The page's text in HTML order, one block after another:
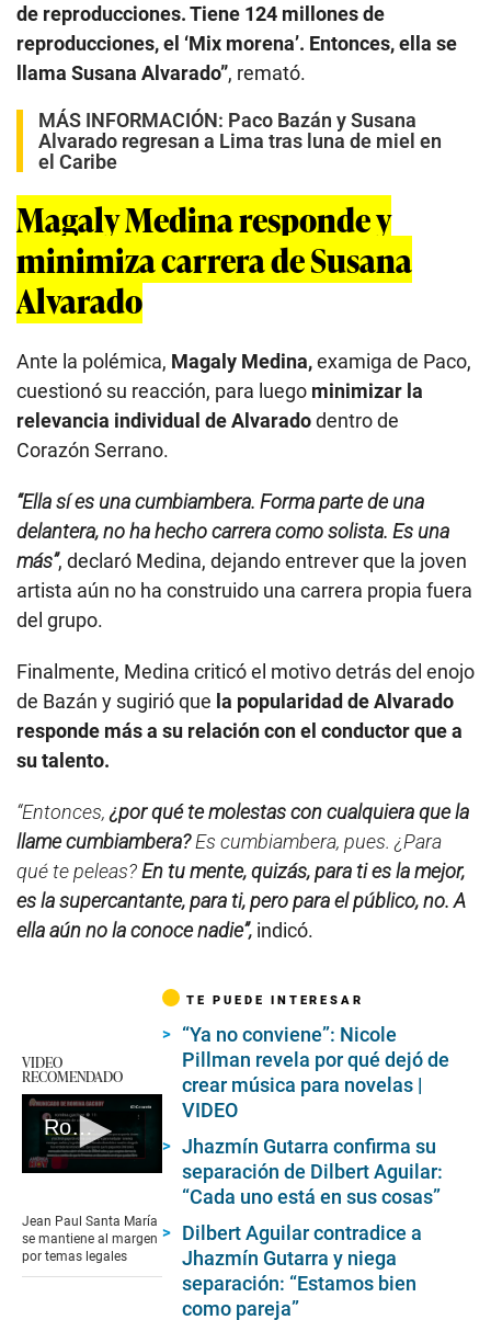
de reproducciones. Tiene 124 millones de
reproducciones, el ‘Mix morena’. Entonces, ella se
llama Susana Alvarado”, remató.
MÁS INFORMACIÓN: Paco Bazán y Susana
Alvarado regresan a Lima tras luna de miel en
el Caribe
Magaly Medina responde y
minimiza carrera de Susana
Alvarado
Ante la polémica, Magaly Medina,examiga de Paco,
cuestionó su reacción, para luego minimizar la
relevancia individual de Alvaradodentro de
Corazón Serrano.
“Ella sí es una cumbiambera. Forma parte de una
delantera, no ha hecho carrera como solista. Es una
más”, declaró Medina, dejando entrever que la joven
artista aún no ha construido una carrera propia fuera
del grupo.
Finalmente, Medina criticó el motivo detrás del enojo
de Bazán y sugirió que la popularidad de Alvarado
responde más a su relación con el conductor que a
su talento.
“Entonces, ¿por qué te molestas con cualquiera que la
llame cumbiambera?Es cumbiambera, pues. ¿Para
qué te peleas?En tu mente, quizás, para ti es la mejor,
es la supercantante, para ti, pero para el público, no. A
ella aún no la conoce nadie”, indicó.
VIDEO
RECOMENDADO
Romina Gachoy habla de Angie Jibaja
of
2
minutes,
59
Jean Paul Santa María
se mantiene al margen
por temas legales
TE PUEDE INTERESAR
“Ya no conviene”: Nicole
Pillman revela por qué dejó de
crear música para novelas |
VIDEO
Jhazmín Gutarra confirma su
separación de Dilbert Aguilar:
“Cada uno está en sus cosas”
Dilbert Aguilar contradice a
Jhazmín Gutarra y niega
separación: “Estamos bien
como pareja”